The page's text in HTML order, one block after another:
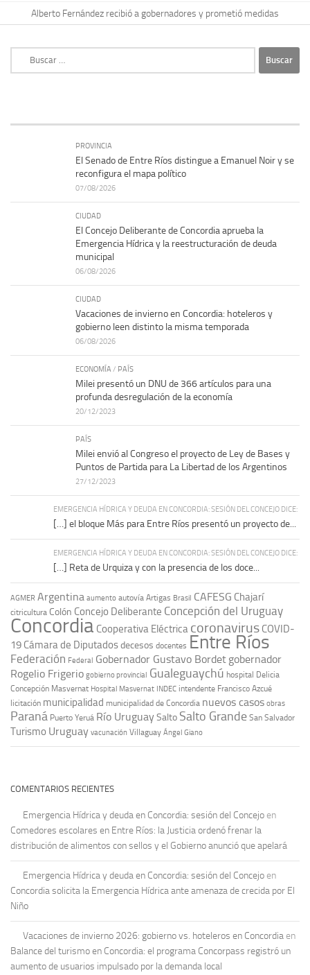
Alberto Fernández recibió a gobernadores y prometió medidas
PROVINCIA
El Senado de Entre Ríos distingue a Emanuel Noir y se
reconfigura el mapa político
07/08/2026
CIUDAD
El Concejo Deliberante de Concordia aprueba la
Emergencia Hídrica y la reestructuración de deuda
municipal
06/08/2026
CIUDAD
Vacaciones de invierno en Concordia: hoteleros y
gobierno leen distinto la misma temporada
06/08/2026
ECONOMÍA / PAÍS
Milei presentó un DNU de 366 artículos para una
profunda desregulación de la economía
20/12/2023
PAÍS
Milei envió al Congreso el proyecto de Ley de Bases y
Puntos de Partida para La Libertad de los Argentinos
27/12/2023
EMERGENCIA HÍDRICA Y DEUDA EN CONCORDIA: SESIÓN DEL CONCEJO DICE:
[…] el bloque Más para Entre Ríos presentó un proyecto de...
EMERGENCIA HÍDRICA Y DEUDA EN CONCORDIA: SESIÓN DEL CONCEJO DICE:
[…] Reta de Urquiza y con la presencia de los doce...
AGMER Argentina aumento autovía Artigas Brasil CAFESG Chajarí
citricultura Colón Concejo Deliberante Concepción del Uruguay
Concordia Cooperativa Eléctrica coronavirus COVID-
19 Cámara de Diputadosdecesos docentes Entre Ríos
Federación Federal Gobernador Gustavo Bordet gobernador
Rogelio Frigerio gobierno provincial Gualeguaychú hospital Delicia
Concepción Masvernat Hospital Masvernat INDEC intendente Francisco Azcué
licitación municipalidad municipalidad de Concordia nuevos casos obras
Paraná Puerto Yeruá Río UruguaySalto Salto Grande San Salvador
Turismo Uruguay vacunación Villaguay Ángel Giano
COMENTARIOS RECIENTES
Emergencia Hídrica y deuda en Concordia: sesión del Concejo en
Comedores escolares en Entre Ríos: la Justicia ordenó frenar la
distribución de alimentos con sellos y el Gobierno anunció que apelará
Emergencia Hídrica y deuda en Concordia: sesión del Concejo en
Concordia solicita la Emergencia Hídrica ante amenaza de crecida por El
Niño
Vacaciones de invierno 2026: gobierno vs. hoteleros en Concordia en
Balance del turismo en Concordia: el programa Concorpass registró un
aumento de usuarios impulsado por la demanda local